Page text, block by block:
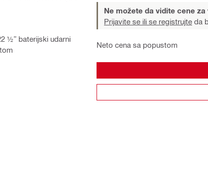
½” baterijski udarni
Ne možete da vidite cene za
Prijavite se ili se registrujte da
Neto cena sa popustom